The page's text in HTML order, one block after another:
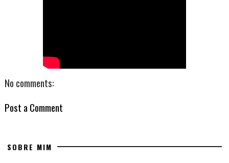
No comments:
Post a Comment
SOBRE MIM